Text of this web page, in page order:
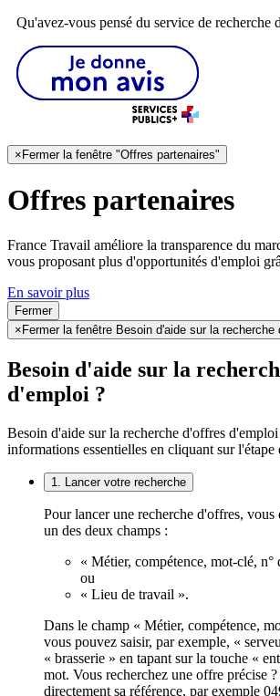
Qu'avez-vous pensé du service de recherche
× Fermer la fenêtre "Offres partenaires"
Offres partenaires
France Travail améliore la transparence du
vous proposant plus d'opportunités d'emploi
En savoir plus
Fermer
× Fermer la fenêtre Besoin d'aide sur la recherche
Besoin d'aide sur la
d'emploi ?
Besoin d'aide sur la recherche d'offres d'emploi
informations essentielles en cliquant sur l'étape
1. Lancer votre recherche
Pour lancer une recherche d'offres, vous
un des deux champs :
« Métier, compétence, mot-clé, n°
ou
« Lieu de travail ».
Dans le champ « Métier, compétence,
vous pouvez saisir, par exemple, «
« brasserie » en tapant sur la touche «
mot. Vous recherchez une offre précise ?
directement sa référence, par exemple